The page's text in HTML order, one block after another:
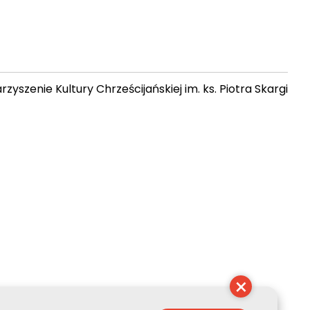
Kultury Chrześcijańskiej im. ks. Piotra Skargi
×